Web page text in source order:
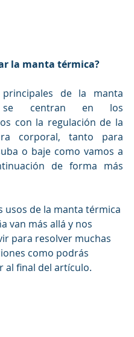
la manta térmica?
de la manta
se centran en los
con la regulación de la
corporal, tanto para
o baje como vamos a
de forma más
usos de la manta térmica
van más allá y nos
para resolver muchas
como podrás
al final del artículo.